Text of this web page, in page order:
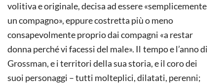
volitiva e originale, decisa ad essere «semplicemente
un compagno», eppure costretta più o meno
consapevolmente proprio dai compagni «a restar
donna perché vi facessi del male». Il tempo e l’anno di
Grossman, e i territori della sua storia, e il coro dei
suoi personaggi – tutti molteplici, dilatati, perenni;